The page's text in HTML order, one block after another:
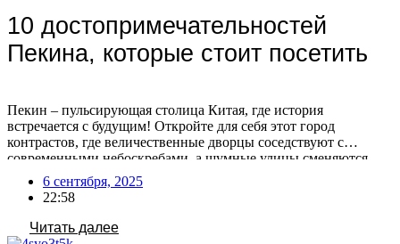
10 достопримечательностей
Пекина, которые стоит посетить
Пекин – пульсирующая столица Китая, где история
встречается с будущим! Откройте для себя этот город
контрастов, где величественные дворцы соседствуют с
современными небоскребами, а шумные улицы сменяются
тихими садами. Готовы исследовать главные сокровища
Пекина? Если вы мечтаете о путешествии в этот
удивительный город, но не знаете с чего начать, мы поможем
вам спланировать идеальный маршрут! […]
6 сентября, 2025
22:58
Читать далее